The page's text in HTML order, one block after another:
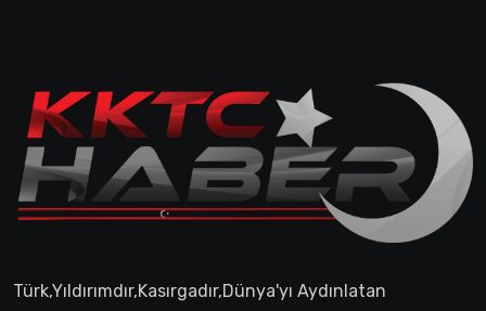
Türk,Yıldırımdır,Kasırgadır,Dünya'yı Aydınlatan